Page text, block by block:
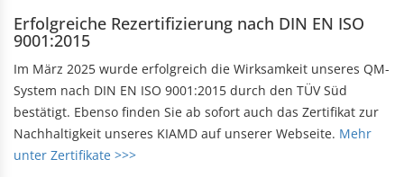
Anwendungsgebiete
Nomenklatur
Bearbeitungshinweise
Lohnarbeiten
KIAMID
zu den Produkten
BADEWANNEN
Eckbadewannen
Rechteckwannen
Sechseckwannen
Achteckwannen
Rund- und Ovalwannen
MASCHINENTECHNIK
Maschinen
KLAPPBECHER
Historie
DATENSCHUTZ
Erfolgreiche Rezertifizierung nach DIN EN ISO
9001:2015
Im März 2025 wurde erfolgreich die Wirksamkeit unseres QM-
System nach DIN EN ISO 9001:2015 durch den TÜV Süd
bestätigt. Ebenso finden Sie ab sofort auch das Zertifikat zur
Nachhaltigkeit unseres KIAMD auf unserer Webseite. Mehr
unter Zertifikate >>>